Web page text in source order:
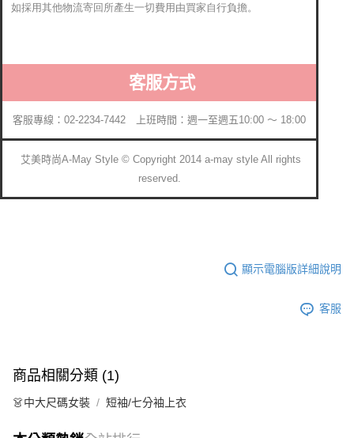
如採用其他物流寄回所產生一切費用由買家自行負擔。
客服方式
客服專線：02-2234-7442 上班時間：週一至週五10:00 ～ 18:00
艾美時尚A-May Style © Copyright 2014 a-may style All rights
reserved.
顯示電腦版詳細說明
客服
商品相關分類 (1)
👗中大尺碼女裝 短袖/七分袖上衣